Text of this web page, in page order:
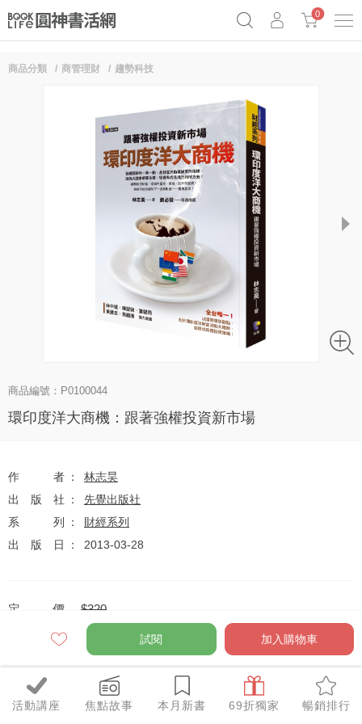
0
活動講座 焦點故事 本月新書 69折獨家 暢銷排行
商品分類 商管理財 趨勢科技
next
商品編號：P0100044
環印度洋大商機：跟著強權投資新市場
作者
林志昊
出版社
先覺出版社
系列
財經系列
出版日
2013-03-28
定價 $320
優惠價 $253元
全網任10件75折（獨家及特惠品除外）
試閱 加入購物車